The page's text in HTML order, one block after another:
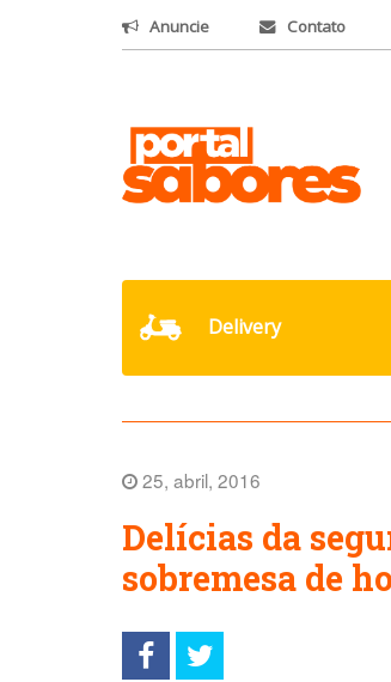
Anuncie Contato
Delivery
25, abril, 2016
Delícias da
sobremesa de